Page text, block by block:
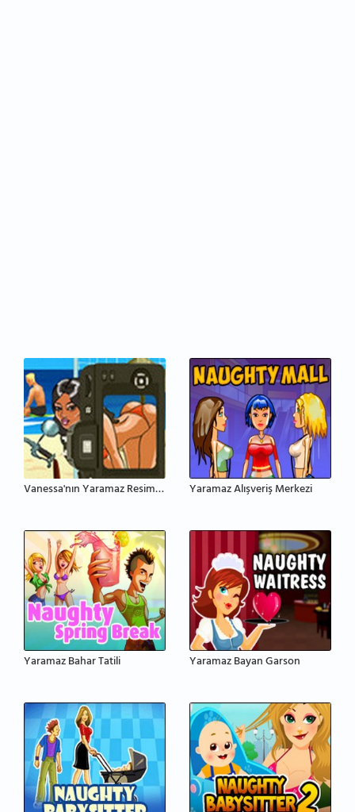
Vanessa'nın Yaramaz Resimleri Yaramaz Alışveriş Merkezi
Yaramaz Bahar Tatili Yaramaz Bayan Garson